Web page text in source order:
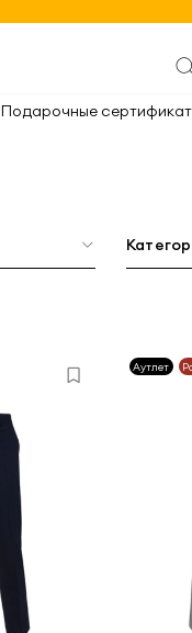
Подарочные
Аутлет